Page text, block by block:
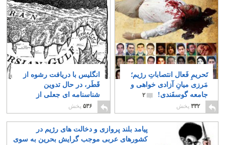
تَحریمِ فَعال انتصاباتِ رژیم؛
مَرزی میانِ آزادی خواهی و
جامعه گوسفَندی!
۲
۳۳۲ پخش
انگلیس با دریافت رشوه از
قَطَر، در حال تدوین
شناسنامه ای جعلی از
منطقه خلیج پارس است
۶
۵۳۶ پخش
پیامد بلند پروازی و دخالت های رژیم در
کشورهای عربی موجب گرایش بحرین به سوی